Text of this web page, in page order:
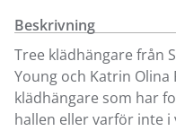
Beskrivning
Tree klädhängare från
Young och Katrin
klädhängare som har
hallen eller varför inte